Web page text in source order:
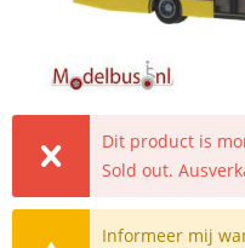
Dit product is
Sold out.
Informeer mij